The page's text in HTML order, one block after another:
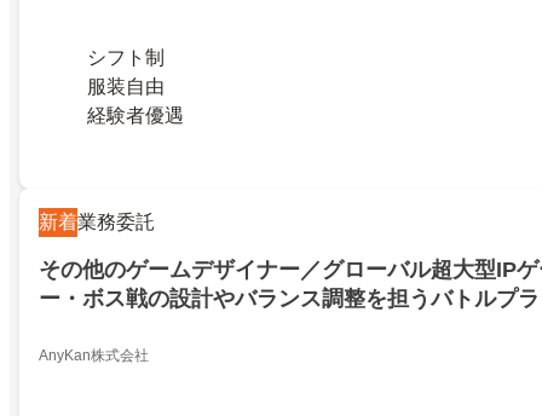
シフト制
服装自由
経験者優遇
新着業務委託
その他のゲームデザイナー／グローバル超大型IP
ー・ボス戦の設計やバランス調整を担うバトルプ
調整を担うバトルプランナー募集！／27121192
AnyKan株式会社